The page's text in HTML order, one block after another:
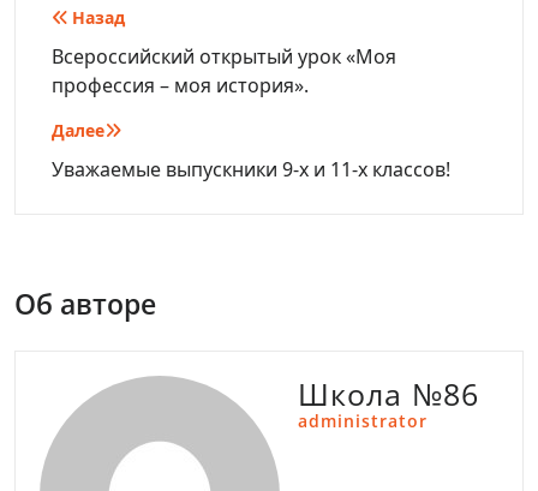
Навигация
по
записям
Назад
Всероссийский открытый урок «Моя
профессия – моя история».
Далее
Уважаемые выпускники 9-х и 11-х классов!
Об авторе
Школа №86
administrator